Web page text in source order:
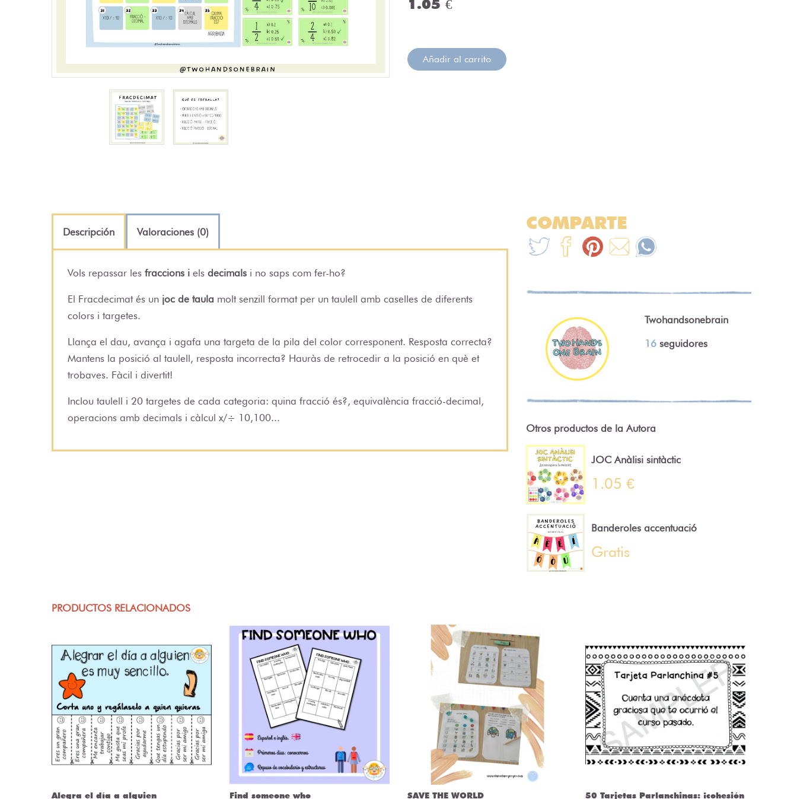
1.05 €
Añadir al carrito
Descripción Valoraciones (0)
Vols repassar les fraccions i els decimals i no saps com fer-ho?
El Fracdecimat és un joc de taula molt senzill format per un taulell amb caselles de diferents
colors i targetes.
Llança el dau, avança i agafa una targeta de la pila del color corresponent. Resposta correcta?
Mantens la posició al taulell, resposta incorrecta? Hauràs de retrocedir a la posició en què et
trobaves. Fàcil i divertit!
Inclou taulell i 20 targetes de cada categoria: quina fracció és?, equivalència fracció-decimal,
operacions amb decimals i càlcul x/÷ 10,100...
COMPARTE
Twohandsonebrain
16 seguidores
Otros productos de la Autora
JOC Anàlisi sintàctic
1.05 €
Banderoles accentuació
Gratis
PRODUCTOS RELACIONADOS
Alegra el día a alguien
Find someone who
SAVE THE WORLD
50 Tarjetas Parlanchinas: ¡cohesión